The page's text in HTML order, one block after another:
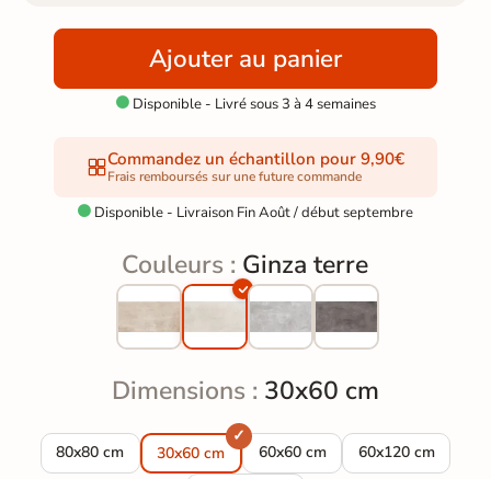
Ajouter au panier
Disponible - Livré sous 3 à 4 semaines
Commandez un échantillon pour 9,90€
Frais remboursés sur une future commande
 Disponible - Livraison Fin Août / début septembre
Couleurs : Ginza terre
Dimensions : 30x60 cm
80x80 cm
Carrelage sol effet béton Ginza terre 80,2x80,2 cm
30x60 cm 60x60 cm
Carrelage sol effet béton Ginza
60x120 cm
Carrelage sol